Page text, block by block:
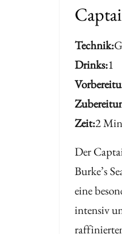
Technik
Drinks 1
Zeit 2
Der
Burke’s
eine
intensiv